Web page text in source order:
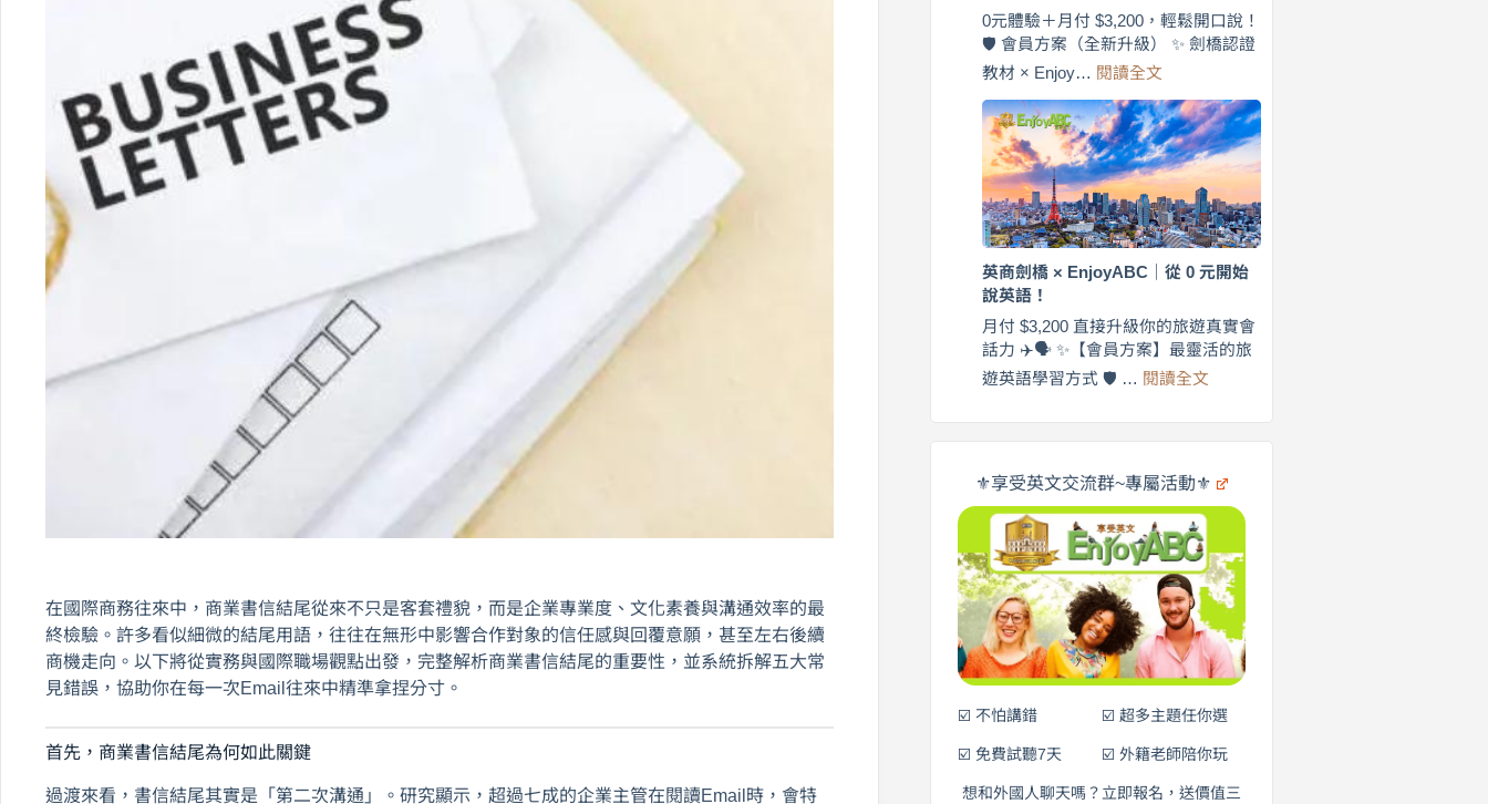
在國際商務往來中，商業書信結尾從來不只是客套禮貌，而是企業專業度、文化素養與溝通效率的最
終檢驗。許多看似細微的結尾用語，往往在無形中影響合作對象的信任感與回覆意願，甚至左右後續
商機走向。以下將從實務與國際職場觀點出發，完整解析商業書信結尾的重要性，並系統拆解五大常
見錯誤，協助你在每一次Email往來中精準拿捏分寸。
首先，商業書信結尾為何如此關鍵
過渡來看，書信結尾其實是「第二次溝通」。研究顯示，超過七成的企業主管在閱讀Email時，會特
橋
×
EnjoyABC
遊
口
說
營
｜
月
付
$3,200，
更
自
在
✨
0元體驗＋月付 $3,200，輕鬆開口說！
🛡️ 會員方案（全新升級） ✨ 劍橋認證
教材 × Enjoy… 閱讀全文
外
師
帶
練
英
語
｜
英
劍
橋
×
享
英
旅
遊
口
說
營
英商劍橋 × EnjoyABC｜從 0 元開始
說英語！
月付 $3,200 直接升級你的旅遊真實會
話力 ✈️🗣️ ✨【會員方案】最靈活的旅
遊英語學習方式 🛡️ … 閱讀全文
商
劍
×
EnjoyABC
0
元
開
始
說
英
語！
⚜️享受英文交流群~專屬活動⚜️
☑️ 不怕講錯
☑️ 免費試聽7天
☑️ 超多主題任你選
☑️ 外籍老師陪你玩
想和外國人聊天嗎？立即報名，送價值三